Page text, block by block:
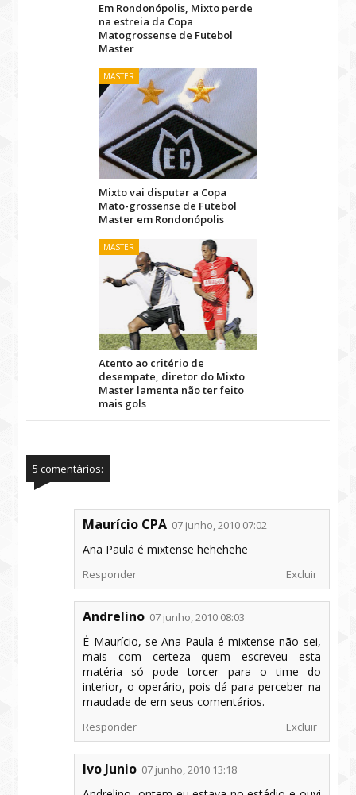
Em Rondonópolis, Mixto perde
na estreia da Copa
Matogrossense de Futebol
Master
MASTER
Mixto vai disputar a Copa
Mato-grossense de Futebol
Master em Rondonópolis
MASTER
Atento ao critério de
desempate, diretor do Mixto
Master lamenta não ter feito
mais gols
5 comentários:
Maurício CPA 07 junho, 2010 07:02
Ana Paula é mixtense hehehehe
Responder Excluir
Andrelino 07 junho, 2010 08:03
É Maurício, se Ana Paula é mixtense não sei,
mais com certeza quem escreveu esta
matéria só pode torcer para o time do
interior, o operário, pois dá para perceber na
maudade de em seus comentários.
Responder Excluir
Ivo Junio 07 junho, 2010 13:18